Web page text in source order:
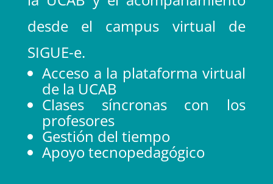
desde el campus virtual de
SIGUE-e.
Acceso a la plataforma virtual
de la UCAB
Clases síncronas con los
profesores
Gestión del tiempo
Apoyo tecnopedagógico